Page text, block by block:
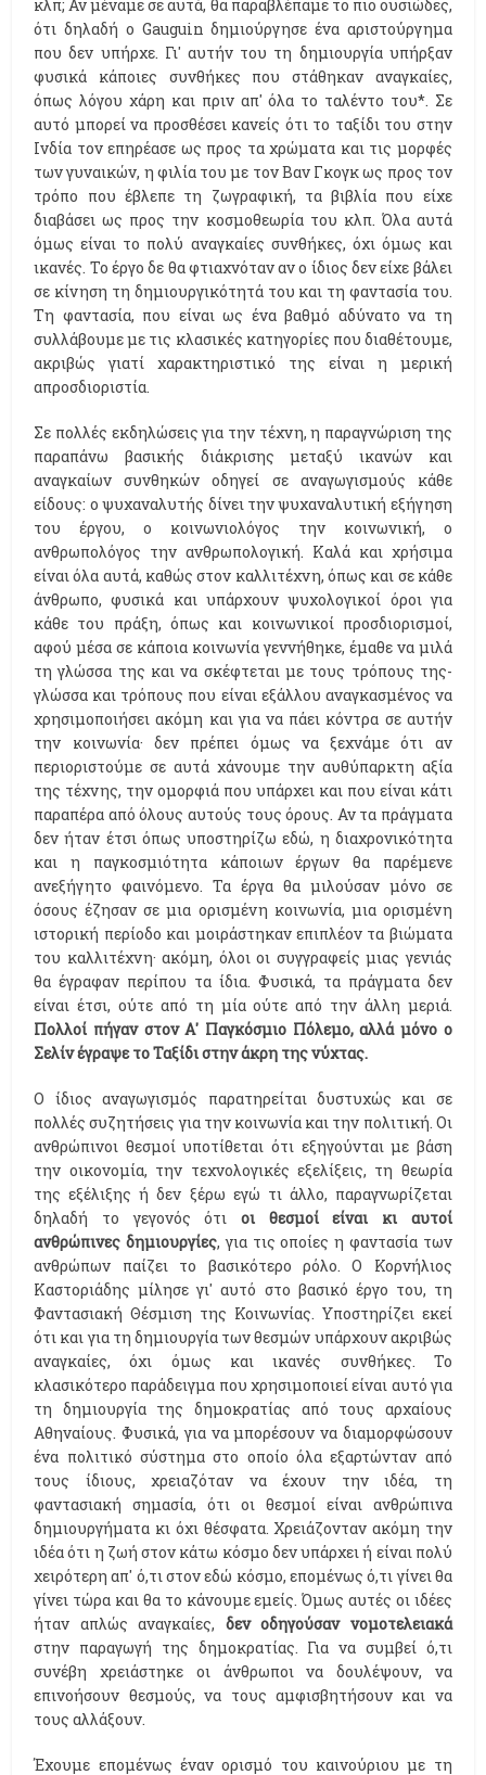
κλπ; Αν μέναμε σε αυτά, θα παραβλέπαμε το πιο ουσιώδες,
ότι δηλαδή ο Gauguin δημιούργησε ένα αριστούργημα
που δεν υπήρχε. Γι' αυτήν του τη δημιουργία υπήρξαν
φυσικά κάποιες συνθήκες που στάθηκαν αναγκαίες,
όπως λόγου χάρη και πριν απ' όλα το ταλέντο του*. Σε
αυτό μπορεί να προσθέσει κανείς ότι το ταξίδι του στην
Ινδία τον επηρέασε ως προς τα χρώματα και τις μορφές
των γυναικών, η φιλία του με τον Βαν Γκογκ ως προς τον
τρόπο που έβλεπε τη ζωγραφική, τα βιβλία που είχε
διαβάσει ως προς την κοσμοθεωρία του κλπ. Όλα αυτά
όμως είναι το πολύ αναγκαίες συνθήκες, όχι όμως και
ικανές. Το έργο δε θα φτιαχνόταν αν ο ίδιος δεν είχε βάλει
σε κίνηση τη δημιουργικότητά του και τη φαντασία του.
Τη φαντασία, που είναι ως ένα βαθμό αδύνατο να τη
συλλάβουμε με τις κλασικές κατηγορίες που διαθέτουμε,
ακριβώς γιατί χαρακτηριστικό της είναι η μερική
απροσδιοριστία.
Σε πολλές εκδηλώσεις για την τέχνη, η παραγνώριση της
παραπάνω βασικής διάκρισης μεταξύ ικανών και
αναγκαίων συνθηκών οδηγεί σε αναγωγισμούς κάθε
είδους: ο ψυχαναλυτής δίνει την ψυχαναλυτική εξήγηση
του έργου, ο κοινωνιολόγος την κοινωνική, ο
ανθρωπολόγος την ανθρωπολογική. Καλά και χρήσιμα
είναι όλα αυτά, καθώς στον καλλιτέχνη, όπως και σε κάθε
άνθρωπο, φυσικά και υπάρχουν ψυχολογικοί όροι για
κάθε του πράξη, όπως και κοινωνικοί προσδιορισμοί,
αφού μέσα σε κάποια κοινωνία γεννήθηκε, έμαθε να μιλά
τη γλώσσα της και να σκέφτεται με τους τρόπους της-
γλώσσα και τρόπους που είναι εξάλλου αναγκασμένος να
χρησιμοποιήσει ακόμη και για να πάει κόντρα σε αυτήν
την κοινωνία· δεν πρέπει όμως να ξεχνάμε ότι αν
περιοριστούμε σε αυτά χάνουμε την αυθύπαρκτη αξία
της τέχνης, την ομορφιά που υπάρχει και που είναι κάτι
παραπέρα από όλους αυτούς τους όρους. Αν τα πράγματα
δεν ήταν έτσι όπως υποστηρίζω εδώ, η διαχρονικότητα
και η παγκοσμιότητα κάποιων έργων θα παρέμενε
ανεξήγητο φαινόμενο. Τα έργα θα μιλούσαν μόνο σε
όσους έζησαν σε μια ορισμένη κοινωνία, μια ορισμένη
ιστορική περίοδο και μοιράστηκαν επιπλέον τα βιώματα
του καλλιτέχνη· ακόμη, όλοι οι συγγραφείς μιας γενιάς
θα έγραφαν περίπου τα ίδια. Φυσικά, τα πράγματα δεν
είναι έτσι, ούτε από τη μία ούτε από την άλλη μεριά.
Πολλοί πήγαν στον Α' Παγκόσμιο Πόλεμο, αλλά μόνο ο
Σελίν έγραψε το Ταξίδι στην άκρη της νύχτας.
Ο ίδιος αναγωγισμός παρατηρείται δυστυχώς και σε
πολλές συζητήσεις για την κοινωνία και την πολιτική. Οι
ανθρώπινοι θεσμοί υποτίθεται ότι εξηγούνται με βάση
την οικονομία, την τεχνολογικές εξελίξεις, τη θεωρία
της εξέλιξης ή δεν ξέρω εγώ τι άλλο, παραγνωρίζεται
δηλαδή το γεγονός ότι οι θεσμοί είναι κι αυτοί
ανθρώπινες δημιουργίες, για τις οποίες η φαντασία των
ανθρώπων παίζει το βασικότερο ρόλο. Ο Κορνήλιος
Καστοριάδης μίλησε γι' αυτό στο βασικό έργο του, τη
Φαντασιακή Θέσμιση της Κοινωνίας. Υποστηρίζει εκεί
ότι και για τη δημιουργία των θεσμών υπάρχουν ακριβώς
αναγκαίες, όχι όμως και ικανές συνθήκες. Το
κλασικότερο παράδειγμα που χρησιμοποιεί είναι αυτό για
τη δημιουργία της δημοκρατίας από τους αρχαίους
Αθηναίους. Φυσικά, για να μπορέσουν να διαμορφώσουν
ένα πολιτικό σύστημα στο οποίο όλα εξαρτώνταν από
τους ίδιους, χρειαζόταν να έχουν την ιδέα, τη
φαντασιακή σημασία, ότι οι θεσμοί είναι ανθρώπινα
δημιουργήματα κι όχι θέσφατα. Χρειάζονταν ακόμη την
ιδέα ότι η ζωή στον κάτω κόσμο δεν υπάρχει ή είναι πολύ
χειρότερη απ' ό,τι στον εδώ κόσμο, επομένως ό,τι γίνει θα
γίνει τώρα και θα το κάνουμε εμείς. Όμως αυτές οι ιδέες
ήταν απλώς αναγκαίες, δεν οδηγούσαν νομοτελειακά
στην παραγωγή της δημοκρατίας. Για να συμβεί ό,τι
συνέβη χρειάστηκε οι άνθρωποι να δουλέψουν, να
επινοήσουν θεσμούς, να τους αμφισβητήσουν και να
τους αλλάξουν.
Έχουμε επομένως έναν ορισμό του καινούριου με τη